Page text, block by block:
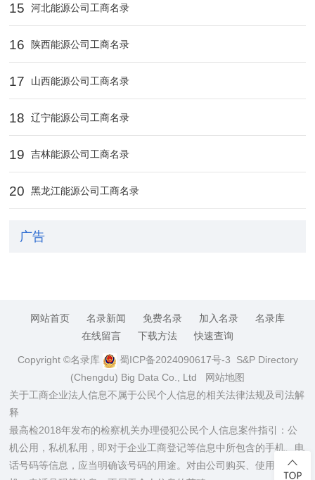
15 河北能源公司工商名录
16 陕西能源公司工商名录
17 山西能源公司工商名录
18 辽宁能源公司工商名录
19 吉林能源公司工商名录
20 黑龙江能源公司工商名录
广告
网站首页 名录新闻 免费名录 加入名录
名录库
在线留言
下载方法 快速查询
Copyright ©名录库 蜀ICP备2024090617号-3 S&P Directory
(Chengdu) Big Data Co., Ltd
网站地图
关于工商企业法人信息不属于公民个人信息的相关法律法规及司法解
释
最高检2018年发布的检察机关办理侵犯公民个人信息案件指引：公
机公用，私机私用，即对于企业工商登记等信息中所包含的手机、电
话号码等信息，应当明确该号码的用途。对由公司购买、使用的手